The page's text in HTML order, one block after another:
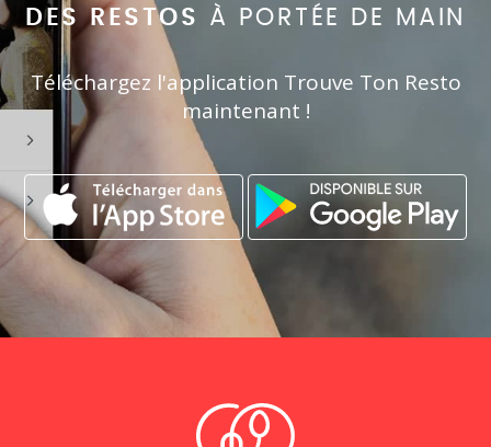
DES RESTOS À PORTÉE DE MAIN
Téléchargez l'application Trouve Ton Resto
maintenant !